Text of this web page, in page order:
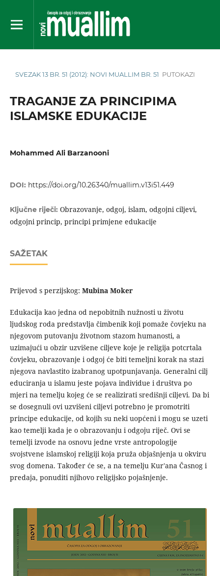
SVEZAK 13 BR. 51 (2012): NOVI MUALLIM BR. 51 PUTOKAZI
TRAGANJE ZA PRINCIPIMA
ISLAMSKE EDUKACIJE
Mohammed Ali Barzanooni
DOI: https://doi.org/10.26340/muallim.v13i51.449
Ključne riječi: Obrazovanje, odgoj, islam, odgojni ciljevi,
odgojni princip, principi primjene edukacije
SAŽETAK
Prijevod s perzijskog: Mubina Moker
Edukacija kao jedna od nepobitnih nužnosti u životu
ljudskog roda predstavlja čimbenik koji pomaže čovjeku na
njegovom putovanju životnom stazom humanosti, a
uzimajući u obzir uzvišene ciljeve koje je religija potcrtala
čovjeku, obrazovanje i odgoj će biti temeljni korak na stazi
njegova navlastito izabranog upotpunjavanja. Generalni cilj
educiranja u islamu jeste pojava individue i društva po
mjeri na temelju kojeg će se realizirati središnji ciljevi. Da bi
se dosegnuli ovi uzvišeni ciljevi potrebno je promotriti
principe edukacije, od kojih su neki uopćeni i mogu se uzeti
kao temelji kada je o obrazovanju i odgoju riječ. Ovi se
temelji izvode na osnovu jedne vrste antropologije
svojstvene islamskoj religiji koja pruža objašnjenja u okviru
svog domena. Također će se, a na temelju Kur'ana Časnog i
predaja, ponuditi njihovo religijsko pojašnjenje.